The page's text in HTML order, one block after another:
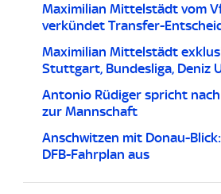
Maximilian Mittelstädt vom
verkündet Transfer-
Maximilian Mittelstädt
Stuttgart, Bundesliga, Deniz
Antonio Rüdiger spricht nach
zur Mannschaft
Anschwitzen mit Donau-
DFB-Fahrplan aus